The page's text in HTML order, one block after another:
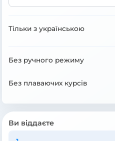
Тільки з українською
Без ручного режиму
Без плаваючих курсів
Ви віддаєте